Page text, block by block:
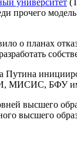
прочего
о планах
Путина
МИСИС, БФУ
высшего
высшего